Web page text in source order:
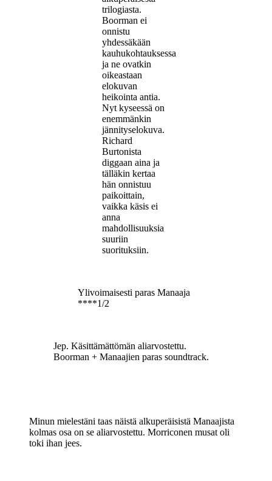
trilogiasta.
Boorman ei
onnistu
yhdessäkään
kauhukohtauksessa
ja ne ovatkin
oikeastaan
elokuvan
heikointa antia.
Nyt kyseessä on
enemmänkin
jännityselokuva.
Richard
Burtonista
diggaan aina ja
tälläkin kertaa
hän onnistuu
paikoittain,
vaikka käsis ei
anna
mahdollisuuksia
suuriin
suorituksiin.
Ylivoimaisesti paras Manaaja
****1/2
Jep. Käsittämättömän aliarvostettu.
Boorman + Manaajien paras soundtrack.
Minun mielestäni taas näistä alkuperäisistä Manaajista
kolmas osa on se aliarvostettu. Morriconen musat oli
toki ihan jees.